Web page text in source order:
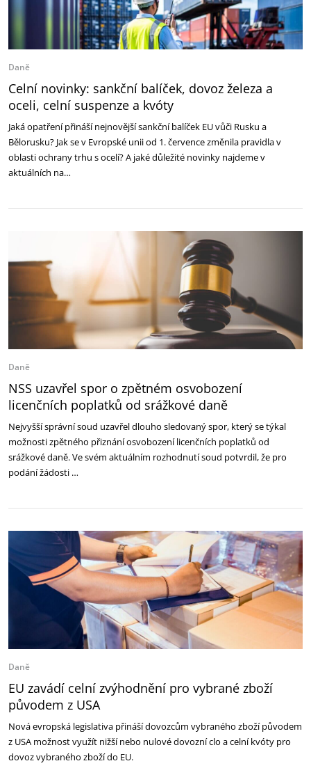
Daně
Celní novinky: sankční balíček, dovoz železa a
oceli, celní suspenze a kvóty
Jaká opatření přináší nejnovější sankční balíček EU vůči Rusku a
Bělorusku? Jak se v Evropské unii od 1. července změnila pravidla v
oblasti ochrany trhu s ocelí? A jaké důležité novinky najdeme v
aktuálních na…
Daně
NSS uzavřel spor o zpětném osvobození
licenčních poplatků od srážkové daně
Nejvyšší správní soud uzavřel dlouho sledovaný spor, který se týkal
možnosti zpětného přiznání osvobození licenčních poplatků od
srážkové daně. Ve svém aktuálním rozhodnutí soud potvrdil, že pro
podání žádosti …
Daně
EU zavádí celní zvýhodnění pro vybrané zboží
původem z USA
Nová evropská legislativa přináší dovozcům vybraného zboží původem
z USA možnost využít nižší nebo nulové dovozní clo a celní kvóty pro
dovoz vybraného zboží do EU.